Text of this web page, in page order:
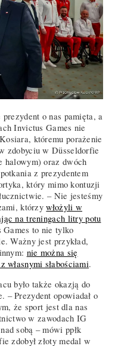
o nas pamięta, a
Invictus Games nie
któremu porażenie
zdobyciu w Düsseldorfie
halowym) oraz dwóch
z prezydentem
który mimo kontuzji
– Nie jesteśmy
którzywłożyli w
na treningach litry potu
to nie tylko
Ważny jest przykład,
nie można się
własnymi słabościami.
było także okazją do
– Prezydent opowiadał o
że sport jest dla nas
w zawodach IG
sobą – mówi ppłk
zdobył złoty medal w